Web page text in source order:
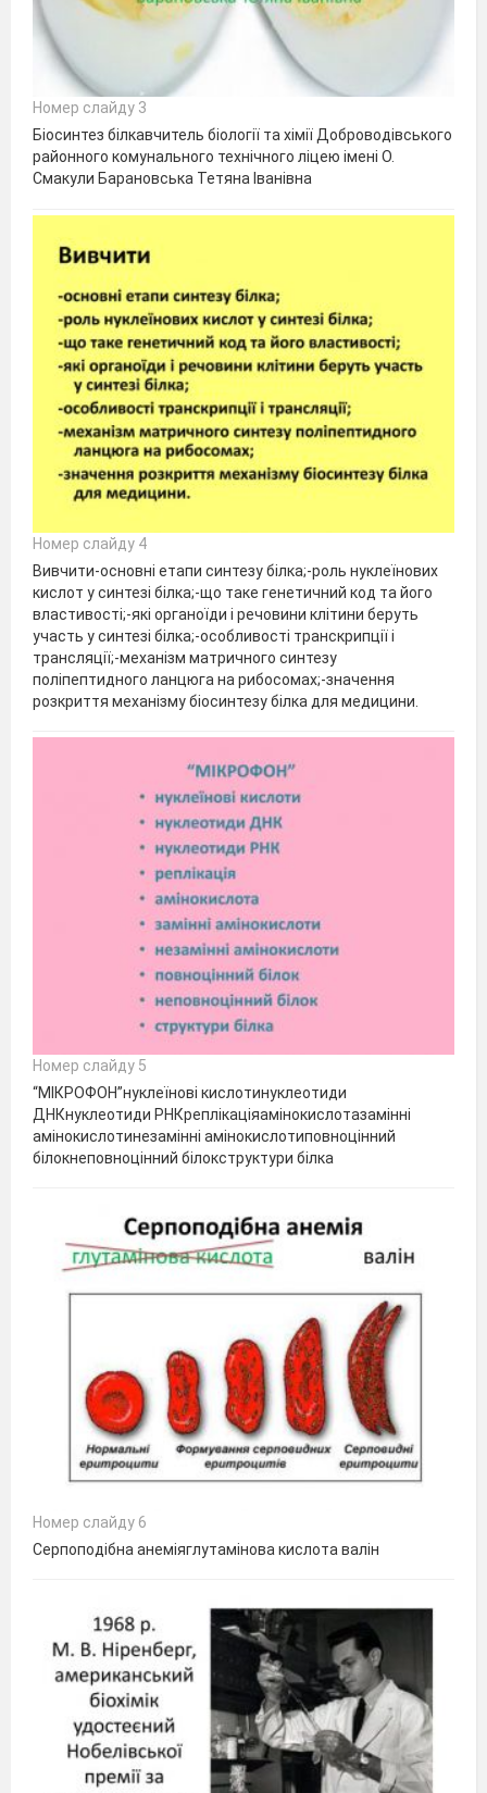
Номер слайду 3
Біосинтез білкавчитель біології та хімії Доброводівського
районного комунального технічного ліцею імені О.
Смакули Барановська Тетяна Іванівна
Номер слайду 4
Вивчити-основні етапи синтезу білка;-роль нуклеїнових
кислот у синтезі білка;-що таке генетичний код та його
властивості;-які органоїди і речовини клітини беруть
участь у синтезі білка;-особливості транскрипції і
трансляції;-механізм матричного синтезу
поліпептидного ланцюга на рибосомах;-значення
розкриття механізму біосинтезу білка для медицини.
Номер слайду 5
“МІКРОФОН”нуклеїнові кислотинуклеотиди
ДНКнуклеотиди РНКреплікаціяамінокислотазамінні
амінокислотинезамінні амінокислотиповноцінний
білокнеповноцінний білокструктури білка
Номер слайду 6
Серпоподібна анеміяглутамінова кислота валін